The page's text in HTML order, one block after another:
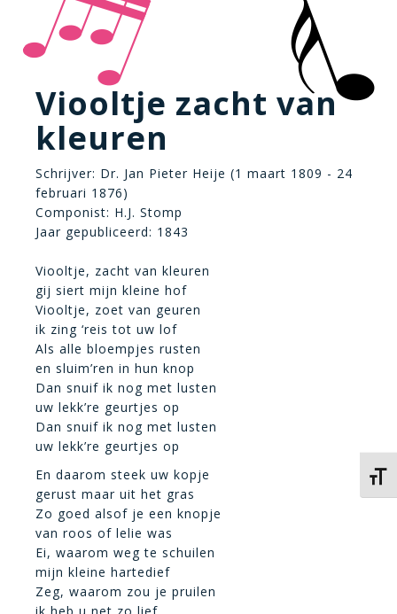
Viooltje zacht van
kleuren
Schrijver: Dr. Jan Pieter Heije (1 maart 1809 - 24
februari 1876)
Componist: H.J. Stomp
Jaar gepubliceerd: 1843
Viooltje, zacht van kleuren
gij siert mijn kleine hof
Viooltje, zoet van geuren
ik zing ‘reis tot uw lof
Als alle bloempjes rusten
en sluim’ren in hun knop
Dan snuif ik nog met lusten
uw lekk’re geurtjes op
Dan snuif ik nog met lusten
uw lekk’re geurtjes op
En daarom steek uw kopje
gerust maar uit het gras
Zo goed alsof je een knopje
van roos of lelie was
Ei, waarom weg te schuilen
mijn kleine hartedief
Zeg, waarom zou je pruilen